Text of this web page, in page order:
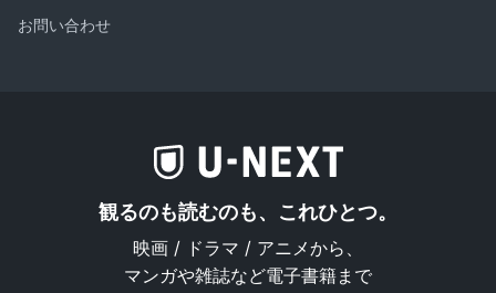
お問い合わせ
観るのも読むのも、これひとつ。
映画 / ドラマ / アニメから、
マンガや雑誌など電子書籍まで